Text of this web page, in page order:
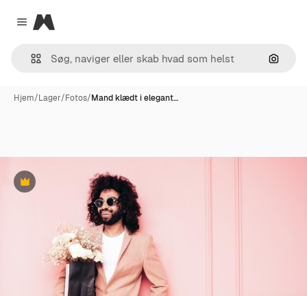
Close menu
Magnific
Søg
Hjem/Lager/Fotos/Mand klædt i elegant…
Præmie